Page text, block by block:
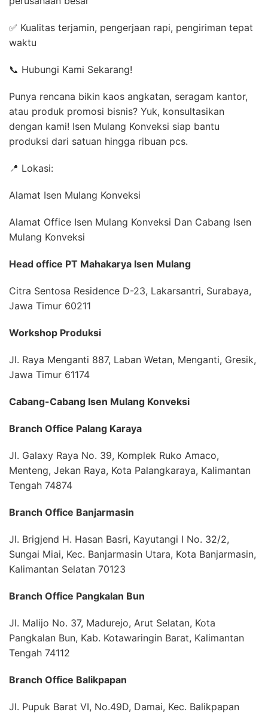
✅ Kualitas terjamin, pengerjaan rapi, pengiriman tepat
waktu
📞 Hubungi Kami Sekarang!
Punya rencana bikin kaos angkatan, seragam kantor,
atau produk promosi bisnis? Yuk, konsultasikan
dengan kami! Isen Mulang Konveksi siap bantu
produksi dari satuan hingga ribuan pcs.
📍 Lokasi:
Alamat Isen Mulang Konveksi
Alamat Office Isen Mulang Konveksi Dan Cabang Isen
Mulang Konveksi
Head office PT Mahakarya Isen Mulang
Citra Sentosa Residence D-23, Lakarsantri, Surabaya,
Jawa Timur 60211
Workshop Produksi
Jl. Raya Menganti 887, Laban Wetan, Menganti, Gresik,
Jawa Timur 61174
Cabang-Cabang Isen Mulang Konveksi
Branch Office Palang Karaya
Jl. Galaxy Raya No. 39, Komplek Ruko Amaco,
Menteng, Jekan Raya, Kota Palangkaraya, Kalimantan
Tengah 74874
Branch Office Banjarmasin
Jl. Brigjend H. Hasan Basri, Kayutangi I No. 32/2,
Sungai Miai, Kec. Banjarmasin Utara, Kota Banjarmasin,
Kalimantan Selatan 70123
Branch Office Pangkalan Bun
Jl. Malijo No. 37, Madurejo, Arut Selatan, Kota
Pangkalan Bun, Kab. Kotawaringin Barat, Kalimantan
Tengah 74112
Branch Office Balikpapan
Jl. Pupuk Barat VI, No.49D, Damai, Kec. Balikpapan